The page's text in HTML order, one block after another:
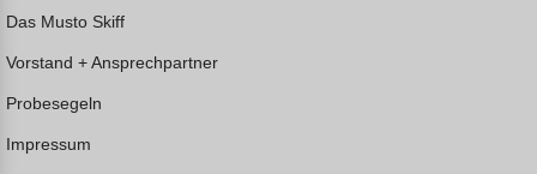
Das Musto Skiff
Vorstand + Ansprechpartner
Probesegeln
Impressum